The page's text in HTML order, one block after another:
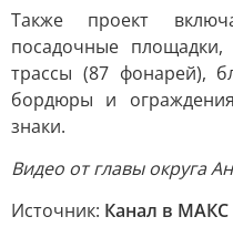
Также проект
посадочные
трассы (87 фонарей),
бордюры и
знаки.
Видео от главы округа
Источник: Канал в МАКС